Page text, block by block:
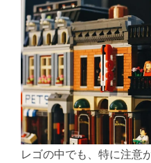
レゴの中でも、特に注意